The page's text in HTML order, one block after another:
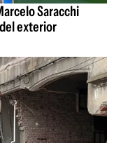
Saracchi
exterior